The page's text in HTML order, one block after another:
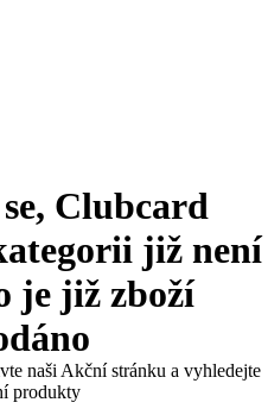
Clubcard
již není
je již zboží
naši Akční stránku a vyhledejte
produkty